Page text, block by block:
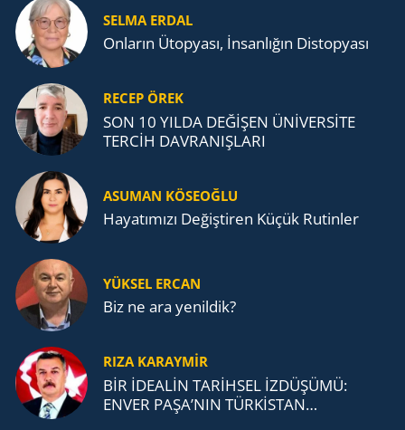
SELMA ERDAL
Onların Ütopyası, İnsanlığın Distopyası
RECEP ÖREK
SON 10 YILDA DEĞİŞEN ÜNİVERSİTE
TERCİH DAVRANIŞLARI
ASUMAN KÖSEOĞLU
Ha­ya­tı­mı­zı De­ğiş­ti­ren Küçük Ru­tin­ler
YÜKSEL ERCAN
Biz ne ara yenildik?
RIZA KARAYMIR
BİR İDEALİN TARİHSEL İZDÜŞÜMÜ:
ENVER PAŞA’NIN TÜRKİSTAN